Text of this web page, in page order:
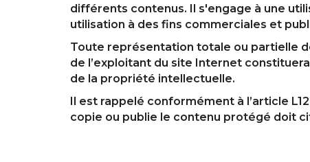
différents contenus. Il s'engage à une
utilisation à des fins commerciales et
Toute représentation totale ou partielle
de l’exploitant du site Internet
de la propriété intellectuelle.
Il est rappelé conformément à l’article
copie ou publie le contenu protégé doit